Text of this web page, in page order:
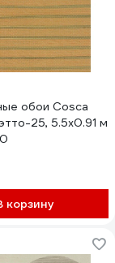
обои Cosca
25, 5.5x0.91 м
корзину